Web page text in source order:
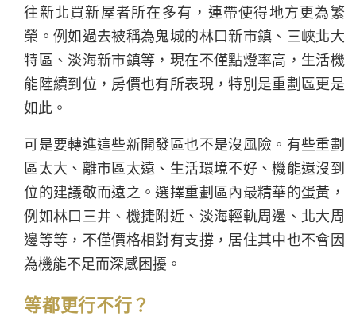
往新北買新屋者所在多有，連帶使得地方更為繁
榮。例如過去被稱為鬼城的林口新市鎮、三峽北大
特區、淡海新市鎮等，現在不僅點燈率高，生活機
能陸續到位，房價也有所表現，特別是重劃區更是
如此。
可是要轉進這些新開發區也不是沒風險。有些重劃
區太大、離市區太遠、生活環境不好、機能還沒到
位的建議敬而遠之。選擇重劃區內最精華的蛋黃，
例如林口三井、機捷附近、淡海輕軌周邊、北大周
邊等等，不僅價格相對有支撐，居住其中也不會因
為機能不足而深感困擾。
等都更行不行？